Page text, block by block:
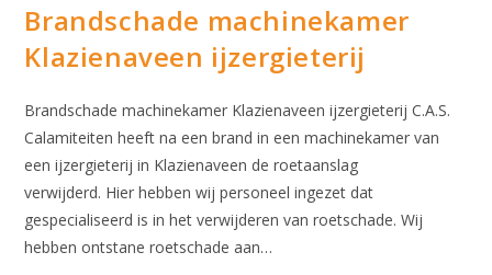
Brandschade machinekamer
Klazienaveen ijzergieterij
Brandschade machinekamer Klazienaveen ijzergieterij C.A.S.
Calamiteiten heeft na een brand in een machinekamer van
een ijzergieterij in Klazienaveen de roetaanslag
verwijderd. Hier hebben wij personeel ingezet dat
gespecialiseerd is in het verwijderen van roetschade. Wij
hebben ontstane roetschade aan…